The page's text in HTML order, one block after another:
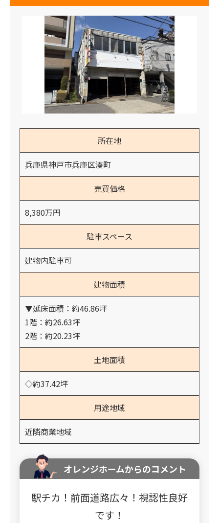
所在地
兵庫県神戸市兵庫区湊町
売買価格
8,380万円
駐車スペース
建物内駐車可
建物面積
▼延床面積：約46.86坪
1階：約26.63坪
2階：約20.23坪
土地面積
◇約37.42坪
用途地域
近隣商業地域
オレンジホームからのコメント
駅チカ！前面道路広々！視認性良好
です！